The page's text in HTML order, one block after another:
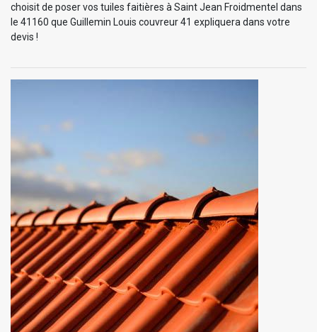
choisit de poser vos tuiles faitières à Saint Jean Froidmentel dans
le 41160 que Guillemin Louis couvreur 41 expliquera dans votre
devis !